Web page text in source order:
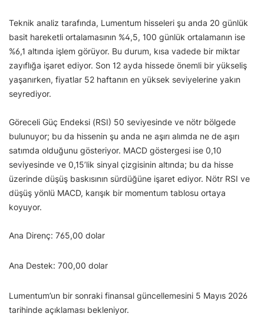
Teknik analiz tarafında, Lumentum hisseleri şu anda 20 günlük
basit hareketli ortalamasının %4,5, 100 günlük ortalamanın ise
%6,1 altında işlem görüyor. Bu durum, kısa vadede bir miktar
zayıflığa işaret ediyor. Son 12 ayda hissede önemli bir yükseliş
yaşanırken, fiyatlar 52 haftanın en yüksek seviyelerine yakın
seyrediyor.
Göreceli Güç Endeksi (RSI) 50 seviyesinde ve nötr bölgede
bulunuyor; bu da hissenin şu anda ne aşırı alımda ne de aşırı
satımda olduğunu gösteriyor. MACD göstergesi ise 0,10
seviyesinde ve 0,15’lik sinyal çizgisinin altında; bu da hisse
üzerinde düşüş baskısının sürdüğüne işaret ediyor. Nötr RSI ve
düşüş yönlü MACD, karışık bir momentum tablosu ortaya
koyuyor.
Ana Direnç: 765,00 dolar
Ana Destek: 700,00 dolar
Lumentum’un bir sonraki finansal güncellemesini 5 Mayıs 2026
tarihinde açıklaması bekleniyor.